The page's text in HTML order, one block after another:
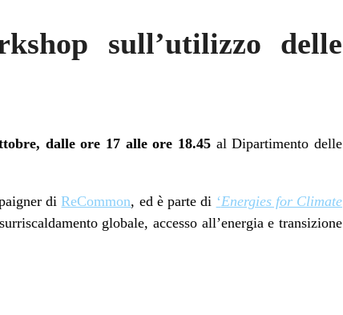
sull’utilizzo delle
dalle ore 17 alle ore 18.45al Dipartimento delle
diReCommon, ed è parte di ‘Energies for Climate
globale, accesso all’energia e transizione